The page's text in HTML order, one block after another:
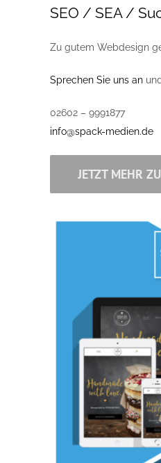
SEO / SEA /
Zu gutem Webdesign
Sprechen Sie uns an
02602 – 9991877
info@spack-medien.de
JETZT MEHR